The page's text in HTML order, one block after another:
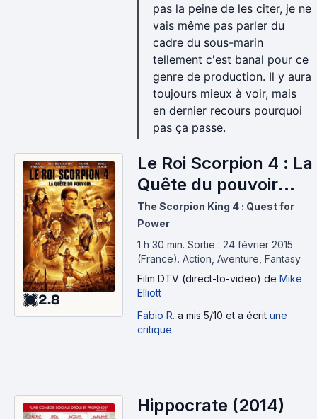
pas la peine de les citer, je ne
vais même pas parler du
cadre du sous-marin
tellement c'est banal pour ce
genre de production. Il y aura
toujours mieux à voir, mais
en dernier recours pourquoi
pas ça passe.
2.8
Le Roi Scorpion 4 : La
Quête du pouvoir
(2015)
The Scorpion King 4 : Quest for
Power
1 h 30 min. Sortie : 24 février 2015
(France). Action, Aventure, Fantasy
Film DTV (direct-to-video) de Mike
Elliott
Fabio R. a mis 5/10 et a écrit une
critique.
Hippocrate (2014)